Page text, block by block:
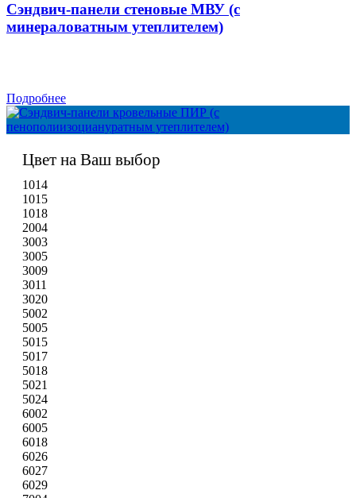
Сэндвич-панели стеновые МВУ (с
минераловатным утеплителем)
Подробнее
Цвет на Ваш выбор
1014
1015
1018
2004
3003
3005
3009
3011
3020
5002
5005
5015
5017
5018
5021
5024
6002
6005
6018
6026
6027
6029